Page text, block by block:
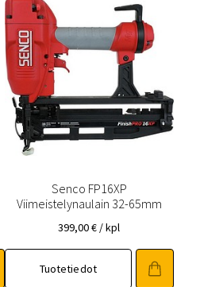
Senco FP16XP
Viimeistelynaulain 32-65mm
399,00€ / kpl
Tuotetiedot